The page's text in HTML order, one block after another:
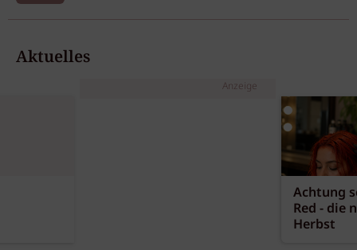
Aktuelles
Anzeige
Achtung
Red - die
Herbst